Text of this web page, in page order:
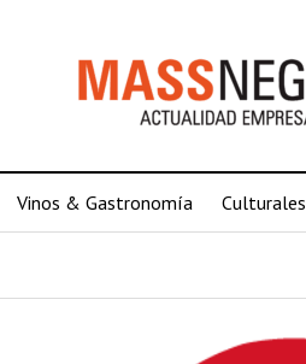
Vinos & Gastronomía Culturales